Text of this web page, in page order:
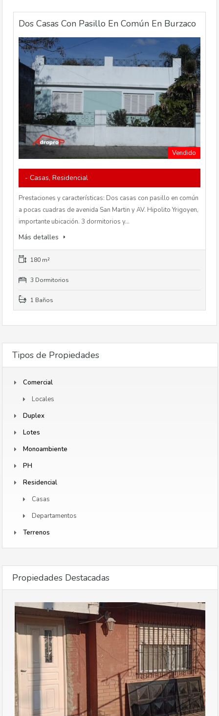
Dos Casas Con Pasillo En Común En Burzaco
Vendido
- Casas, Residencial
Prestaciones y características: Dos casas con pasillo en común
a pocas cuadras de avenida San Martin y AV. Hipolito Yrigoyen,
importante ubicación. 3 dormitorios y…
Más detalles
180 m²
3 Dormitorios
1 Baños
Tipos de Propiedades
Comercial
Locales
Duplex
Lotes
Monoambiente
PH
Residencial
Casas
Departamentos
Terrenos
Propiedades Destacadas